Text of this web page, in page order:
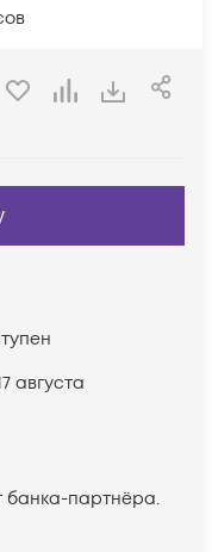
августа
банка-партнёра.